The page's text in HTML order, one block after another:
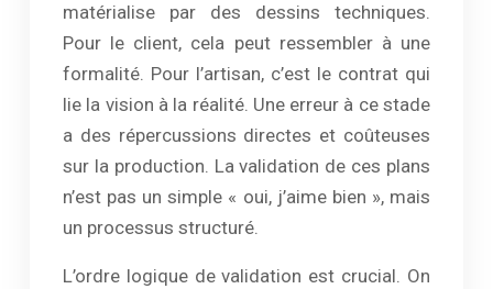
matérialise par des dessins techniques.
Pour le client, cela peut ressembler à une
formalité. Pour l’artisan, c’est le contrat qui
lie la vision à la réalité. Une erreur à ce stade
a des répercussions directes et coûteuses
sur la production. La validation de ces plans
n’est pas un simple « oui, j’aime bien », mais
un processus structuré.
L’ordre logique de validation est crucial. On